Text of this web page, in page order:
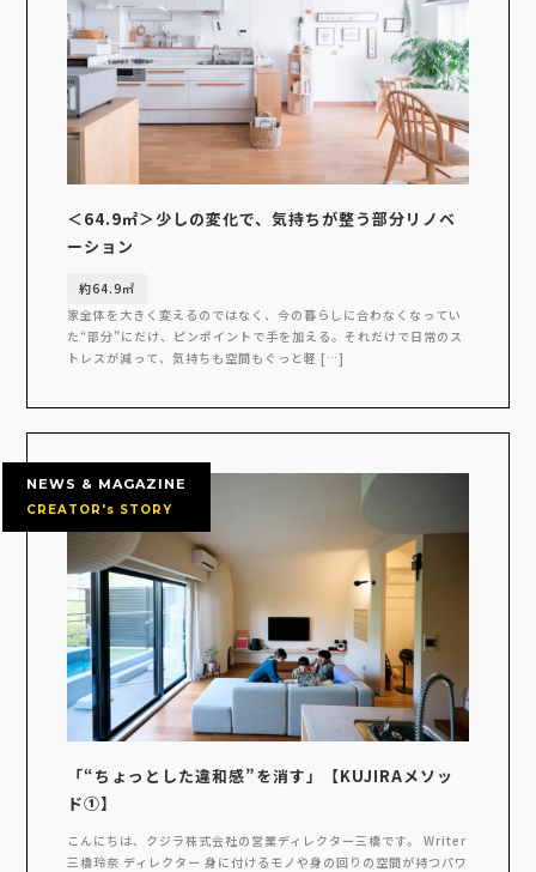
＜64.9㎡＞少しの変化で、気持ちが整う部分リノベ
ーション
約64.9㎡
家全体を大きく変えるのではなく、今の暮らしに合わなくなってい
た“部分”にだけ、ピンポイントで手を加える。それだけで日常のス
トレスが減って、気持ちも空間もぐっと軽 […]
NEWS & MAGAZINE
CREATOR's STORY
「“ちょっとした違和感”を消す」【KUJIRAメソッ
ド①】
こんにちは、クジラ株式会社の営業ディレクター三橋です。 Writer
三橋玲奈 ディレクター 身に付けるモノや身の回りの空間が持つパワ